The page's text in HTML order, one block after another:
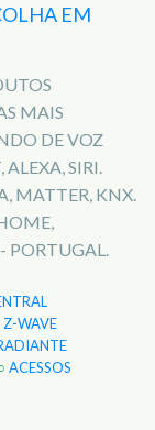
EM
MAIS
DE VOZ
SIRI.
MATTER, KNX.
Z-WAVE
ACESSOS